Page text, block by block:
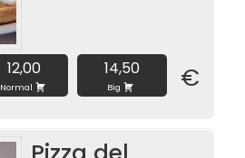
12,00
Normal
14,50
Big €